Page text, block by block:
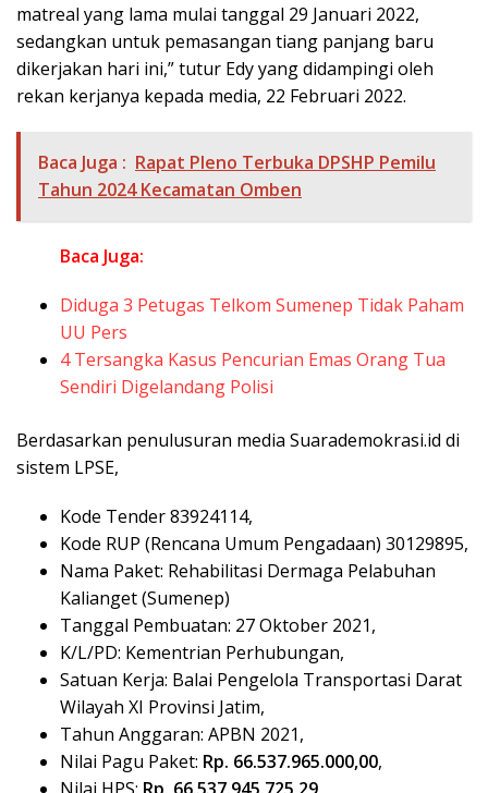
matreal yang lama mulai tanggal 29 Januari 2022,
sedangkan untuk pemasangan tiang panjang baru
dikerjakan hari ini,” tutur Edy yang didampingi oleh
rekan kerjanya kepada media, 22 Februari 2022.
Baca Juga : Rapat Pleno Terbuka DPSHP Pemilu
Tahun 2024 Kecamatan Omben
Baca Juga:
Diduga 3 Petugas Telkom Sumenep Tidak Paham
UU Pers
4 Tersangka Kasus Pencurian Emas Orang Tua
Sendiri Digelandang Polisi
Berdasarkan penulusuran media Suarademokrasi.id di
sistem LPSE,
Kode Tender 83924114,
Kode RUP (Rencana Umum Pengadaan) 30129895,
Nama Paket: Rehabilitasi Dermaga Pelabuhan
Kalianget (Sumenep)
Tanggal Pembuatan: 27 Oktober 2021,
K/L/PD: Kementrian Perhubungan,
Satuan Kerja: Balai Pengelola Transportasi Darat
Wilayah XI Provinsi Jatim,
Tahun Anggaran: APBN 2021,
Nilai Pagu Paket: Rp. 66.537.965.000,00,